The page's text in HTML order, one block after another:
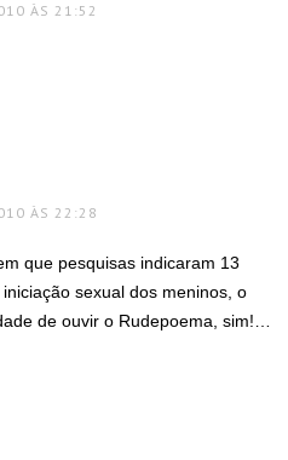
ÀS 21:52
ÀS 22:28
que pesquisas indicaram 13
sexual dos meninos, o
de ouvir o Rudepoema, sim!…